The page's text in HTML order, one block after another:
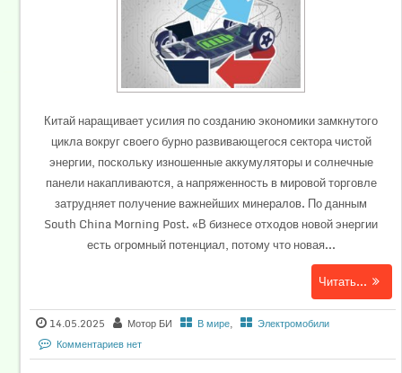
Китай наращивает усилия по созданию экономики замкнутого
цикла вокруг своего бурно развивающегося сектора чистой
энергии, поскольку изношенные аккумуляторы и солнечные
панели накапливаются, а напряженность в мировой торговле
затрудняет получение важнейших минералов. По данным
South China Morning Post. «В бизнесе отходов новой энергии
есть огромный потенциал, потому что новая...
Читать...
14.05.2025 Мотор БИ В мире,
Электромобили
Комментариев нет